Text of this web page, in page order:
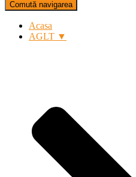
Comută navigarea
Acasa
AGLT ▼